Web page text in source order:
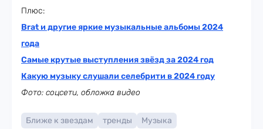
Плюс:
Brat и другие яркие музыкальные альбомы 2024
года
Самые крутые выступления звёзд за 2024 год
Какую музыку слушали селебрити в 2024 году
Фото: соцсети, обложка видео
Ближе к звездам тренды Музыка